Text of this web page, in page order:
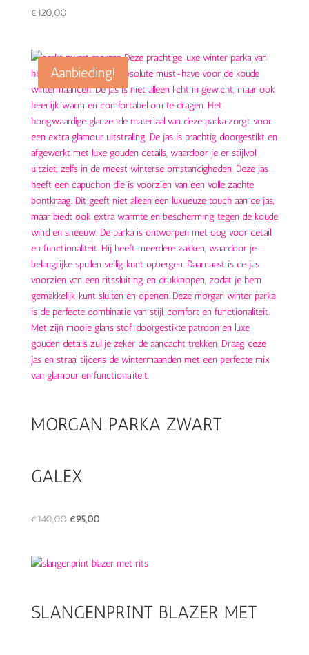
€120,00
Aanbieding!
MORGAN PARKA ZWART
GALEX
€140,00 Oorspronkelijke
€140,00.
€95,00Huidige
€95,00.
SLANGENPRINT BLAZER MET